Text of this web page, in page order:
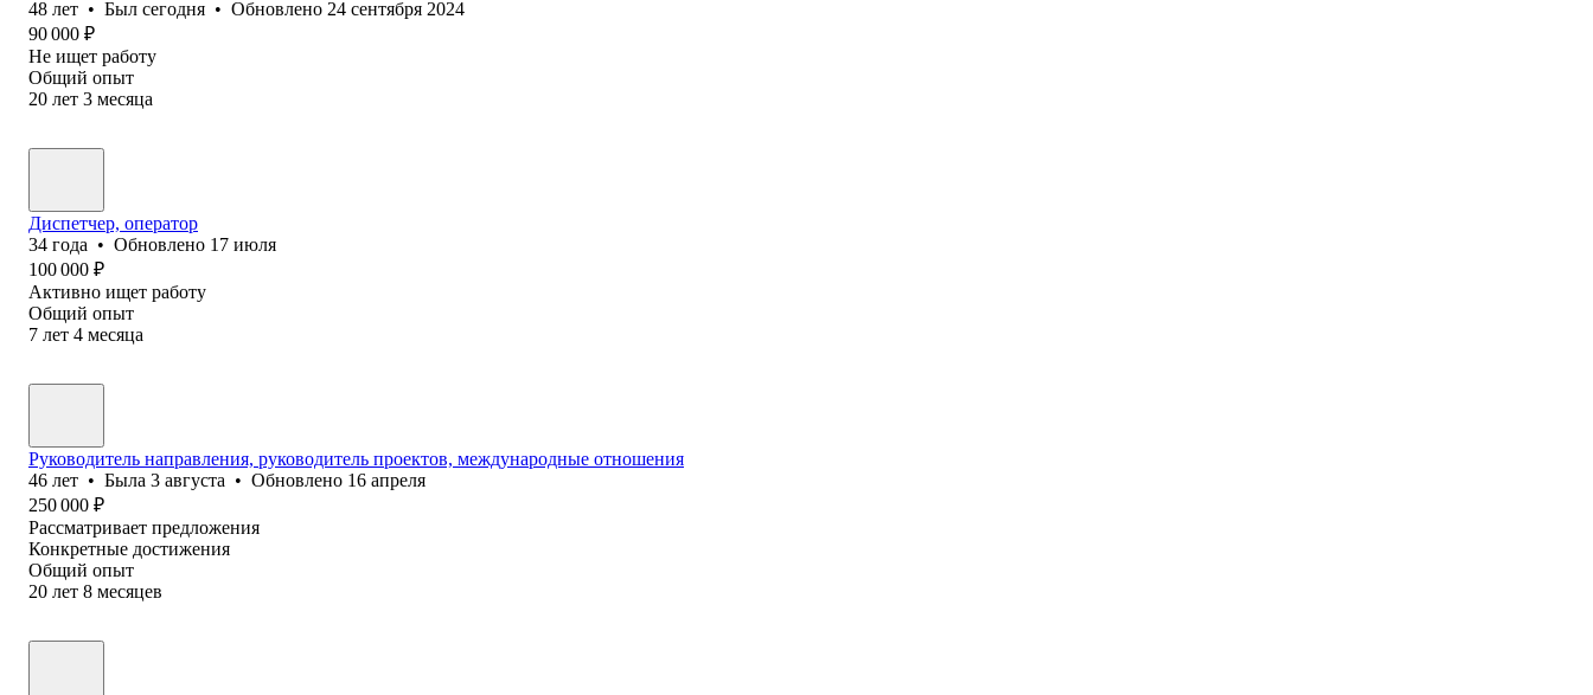
48 лет • Был сегодня • Обновлено 24 сентября 2024
90 000 ₽
Не ищет работу
Общий опыт
20 лет 3 месяца
Диспетчер, оператор
34 года • Обновлено 17 июля
100 000 ₽
Активно ищет работу
Общий опыт
7 лет 4 месяца
Руководитель направления, руководитель проектов, международные отношения
46 лет • Была 3 августа • Обновлено 16 апреля
250 000 ₽
Рассматривает предложения
Конкретные достижения
Общий опыт
20 лет 8 месяцев